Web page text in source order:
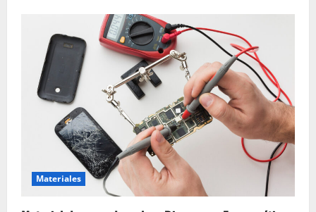
Materiales